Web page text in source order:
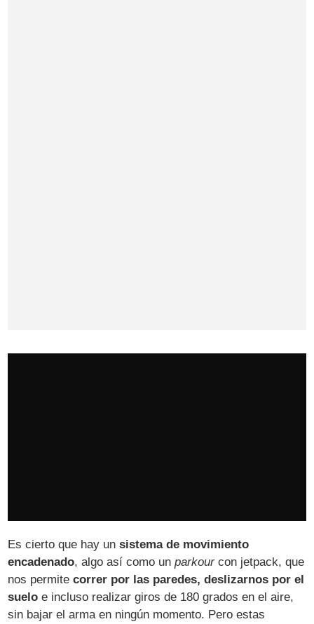
Es cierto que hay unsistema de movimiento
encadenado, algo así como unparkourcon jetpack, que
nos permitecorrer por las paredes, deslizarnos por el
suelo e incluso realizar giros de 180 grados en el aire,
sin bajar el arma en ningún momento. Pero estas